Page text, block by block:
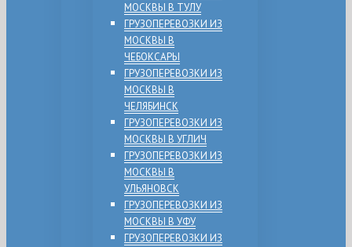
МОСКВЫ В ТУЛУ
ГРУЗОПЕРЕВОЗКИ ИЗ
МОСКВЫ В
ЧЕБОКСАРЫ
ГРУЗОПЕРЕВОЗКИ ИЗ
МОСКВЫ В
ЧЕЛЯБИНСК
ГРУЗОПЕРЕВОЗКИ ИЗ
МОСКВЫ В УГЛИЧ
ГРУЗОПЕРЕВОЗКИ ИЗ
МОСКВЫ В
УЛЬЯНОВСК
ГРУЗОПЕРЕВОЗКИ ИЗ
МОСКВЫ В УФУ
ГРУЗОПЕРЕВОЗКИ ИЗ